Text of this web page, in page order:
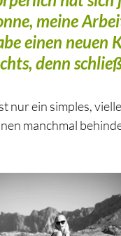
meine
einen neuen
denn
nur ein simples,
manchmal